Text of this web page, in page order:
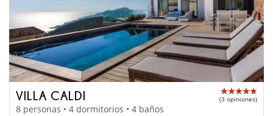
VILLA CALDI (3 opiniones)
8 personas • 4 dormitorios • 4 baños